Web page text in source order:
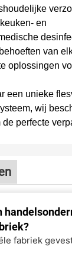
en
van
oplossingen
een unieke
wij
perfecte
fabriek